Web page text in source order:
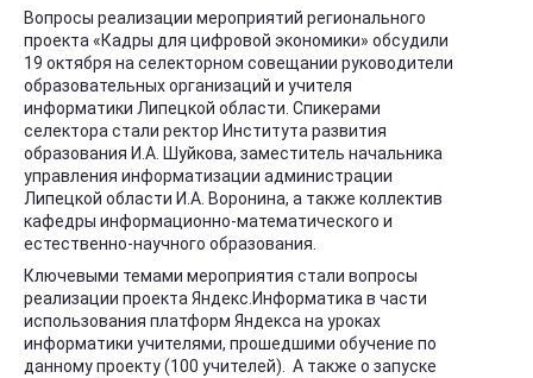
Вопросы реализации мероприятий регионального
проекта «Кадры для цифровой экономики» обсудили
19 октября на селекторном совещании руководители
образовательных организаций и учителя
информатики Липецкой области. Спикерами
селектора стали ректор Института развития
образования И.А. Шуйкова, заместитель начальника
управления информатизации администрации
Липецкой области И.А. Воронина, а также коллектив
кафедры информационно-математического и
естественно-научного образования.
Ключевыми темами мероприятия стали вопросы
реализации проекта Яндекс.Информатика в части
использования платформ Яндекса на уроках
информатики учителями, прошедшими обучение по
данному проекту (100 учителей). А также о запуске